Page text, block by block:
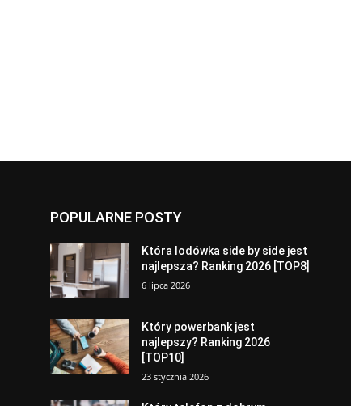
POPULARNE POSTY
Która lodówka side by side jest
najlepsza? Ranking 2026 [TOP8]
6 lipca 2026
Który powerbank jest
najlepszy? Ranking 2026
[TOP10]
23 stycznia 2026